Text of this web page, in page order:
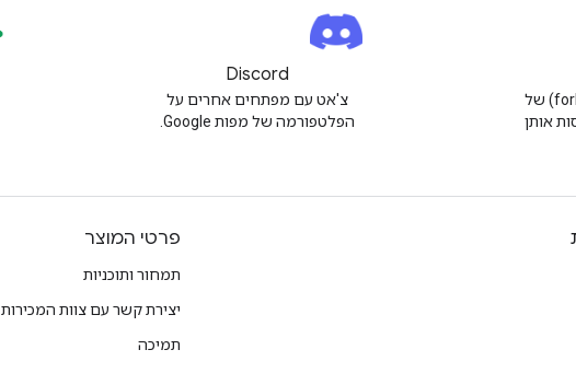
אפשר ליצור פורק (fork) של
אותן
Discord
צ'אט עם מפתחים אחרים על
הפלטפורמה של מפות Google.
פרטי המוצר
תמחור ותוכניות
יצירת קשר עם צוות המכירות
תמיכה